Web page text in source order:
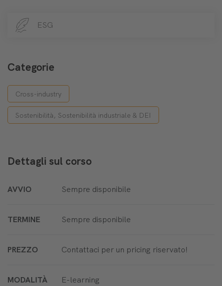
ESG
Categorie
Cross-industry
Sostenibilità, Sostenibilità industriale & DEI
Dettagli sul corso
AVVIO Sempre disponibile
TERMINE Sempre disponibile
PREZZO Contattaci per un pricing riservato!
MODALITÀ E-learning